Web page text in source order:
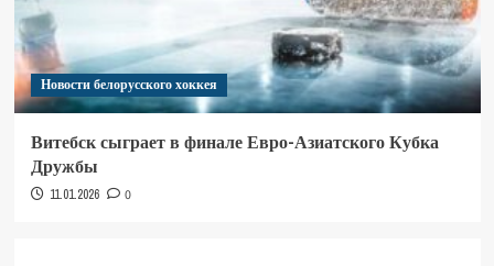
Новости белорусского хоккея
Витебск сыграет в финале Евро-Азиатского Кубка
Дружбы
11.01.2026 0